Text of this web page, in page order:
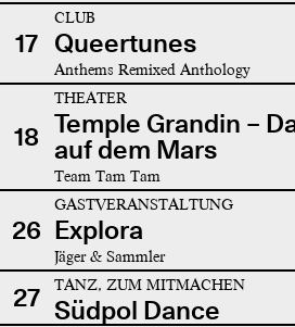
17
CLUB
Queertunes
Anthems Remixed Anthology
18
THEATER
Temple Grandin –
auf dem Mars
Team Tam Tam
26
GASTVERANSTALTUNG
Explora
Jäger & Sammler
27 TANZ, ZUM MITMACHEN
Südpol Dance